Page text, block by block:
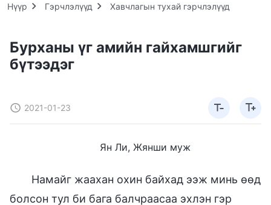
Нүүр Гэрчлэлүүд Хавчлагын тухай гэрчлэлүүд
Бурханы үг амийн гайхамшгийг
бүтээдэг
2021-01-23
Ян Ли, Жянши муж
Намайг жаахан охин байхад ээж минь өөд
болсон тул би бага балчраасаа эхлэн гэр